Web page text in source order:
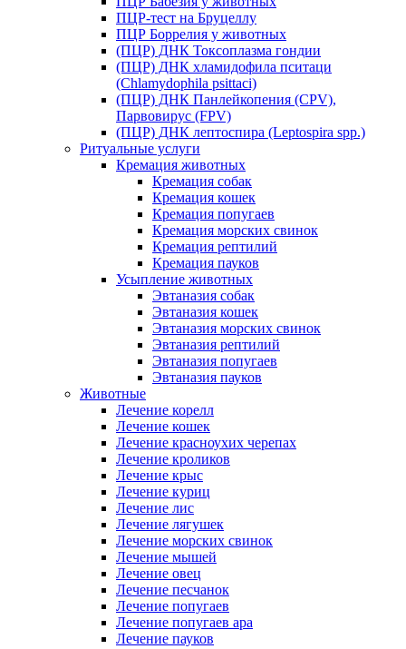
ПЦР-тест на Бруцеллу
ПЦР Боррелия у животных
(ПЦР) ДНК Токсоплазма гондии
(ПЦР) ДНК хламидофила пситаци
(Chlamydophila psittaci)
(ПЦР) ДНК Панлейкопения (CPV),
Парвовирус (FPV)
(ПЦР) ДНК лептоспира (Leptospira spp.)
Ритуальные услуги
Кремация животных
Кремация собак
Кремация кошек
Кремация попугаев
Кремация морских свинок
Кремация рептилий
Кремация пауков
Усыпление животных
Эвтаназия собак
Эвтаназия кошек
Эвтаназия морских свинок
Эвтаназия рептилий
Эвтаназия попугаев
Эвтаназия пауков
Животные
Лечение корелл
Лечение кошек
Лечение красноухих черепах
Лечение кроликов
Лечение крыс
Лечение куриц
Лечение лис
Лечение лягушек
Лечение морских свинок
Лечение мышей
Лечение овец
Лечение песчанок
Лечение попугаев
Лечение попугаев ара
Лечение пауков